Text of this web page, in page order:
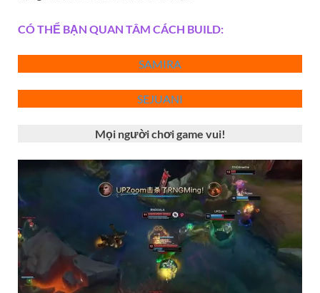
CÓ THỂ BẠN QUAN TÂM CÁCH BUILD:
SAMIRA
SEJUANI
Mọi người chơi game vui!